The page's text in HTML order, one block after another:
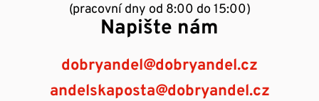
(pracovní dny od 8:00 do 15:00)
Napište nám
dobryandel@dobryandel.cz
andelskaposta@dobryandel.cz